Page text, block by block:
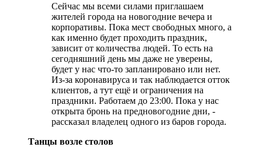
Сейчас мы всеми силами приглашаем
жителей города на новогодние вечера и
корпоративы. Пока мест свободных много, а
как именно будет проходить праздник,
зависит от количества людей. То есть на
сегодняшний день мы даже не уверены,
будет у нас что-то запланировано или нет.
Из-за коронавируса и так наблюдается отток
клиентов, а тут ещё и ограничения на
праздники. Работаем до 23:00. Пока у нас
открыта бронь на предновогодние дни, -
рассказал владелец одного из баров города.
Танцы возле столов